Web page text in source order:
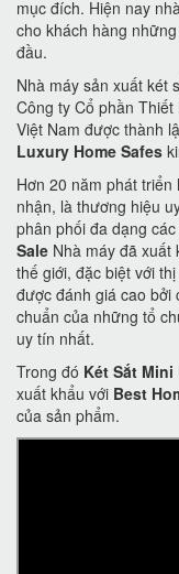
mục đích. Hiện nay
cho khách hàng
đầu.
Nhà máy sản xuất két
Công ty Cổ phần
Việt Nam được thành
Luxury Home Safes
Hơn 20 năm phát
nhận, là thương hiệu
phân phối đa dạng
Sale Nhà máy đã xuất
thế giới, đặc biệt với
được đánh giá cao bởi
chuẩn của những tổ
uy tín nhất.
Trong đó Két Sắt Mini
xuất khẩu với Best
của sản phẩm.